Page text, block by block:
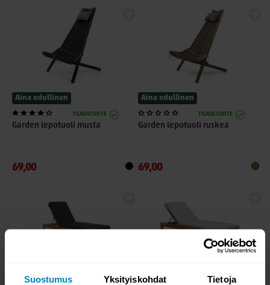
Suostumus Yksityiskohdat Tietoja
Aina edullinen
TILAUSTUOTE
Garden lepotuoli musta
69,00
Aina edullinen
TILAUSTUOTE
Garden lepotuoli ruskea
69,00